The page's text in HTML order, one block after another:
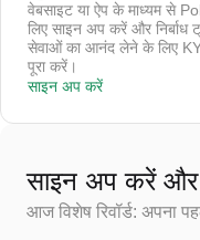
वेबसाइट या ऐप के माध्यम से
लिए साइन अप करें और निर्बाध
सेवाओं का आनंद लेने के लिए
पूरा करें।
साइन अप करें
साइन अप करें
आज विशेष रिवॉर्ड: अपना